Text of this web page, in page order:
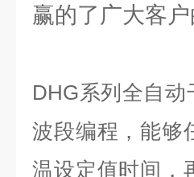
赢的了广大客户
DHG系列全自
波段编程，能够
温设定值时间，